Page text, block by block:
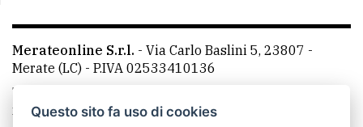
Merateonline S.r.l. - Via Carlo Baslini 5, 23807 -
Merate (LC) - P.IVA 02533410136
Telefono:
mail: redazione@leccoonline.com
Questo sito fa uso di cookies